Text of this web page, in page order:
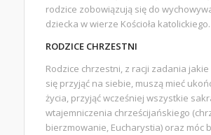
rodzice zobowiązują się do
dziecka w wierze Kościoła katolickiego.
RODZICE CHRZESTNI
Rodzice chrzestni, z racji zadania
się przyjąć na siebie, muszą mieć
życia, przyjąć wcześniej wszystkie
wtajemniczenia chrześcijańskiego
bierzmowanie, Eucharystia) oraz móc